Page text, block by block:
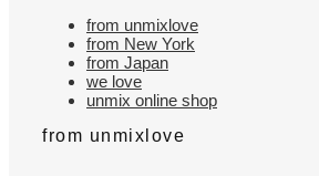
from unmixlove
from New York
from Japan
we love
unmix online shop
from unmixlove